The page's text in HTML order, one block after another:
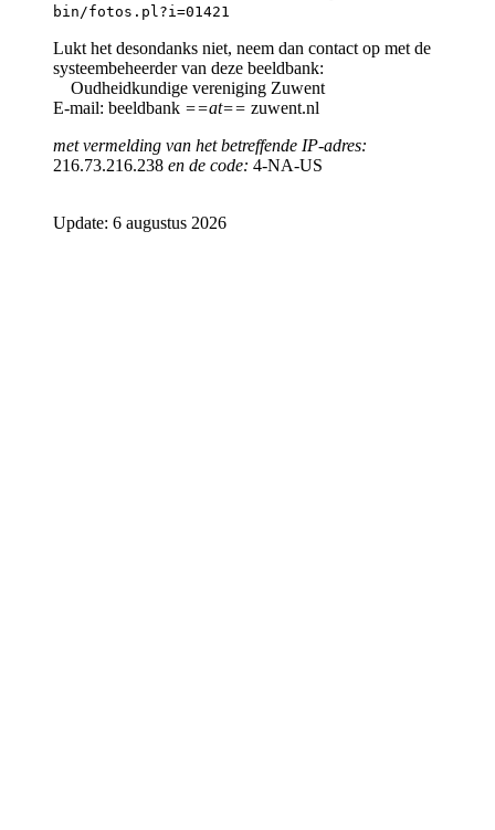
bin/fotos.pl?i=01421
Lukt het desondanks niet, neem dan contact op met de
systeembeheerder van deze beeldbank:
Oudheidkundige vereniging Zuwent
E-mail: beeldbank ==at== zuwent.nl
met vermelding van het betreffende IP-adres:
216.73.216.238 en de code: 4-NA-US
Update: 6 augustus 2026